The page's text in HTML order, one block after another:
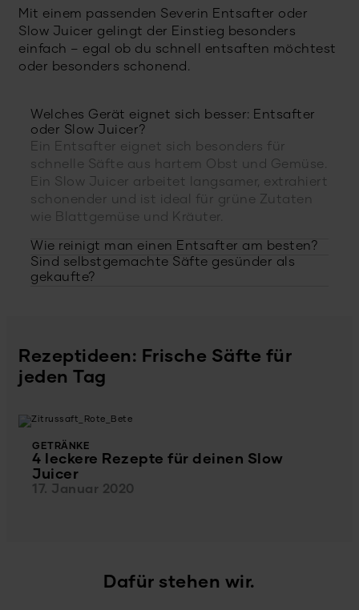
Mit einem passenden Severin Entsafter oder
Slow Juicer gelingt der Einstieg besonders
einfach – egal ob du schnell entsaften möchtest
oder besonders schonend.
Welches Gerät eignet sich besser: Entsafter
oder Slow Juicer?
Ein Entsafter eignet sich besonders für
schnelle Säfte aus hartem Obst und Gemüse.
Ein Slow Juicer arbeitet langsamer, extrahiert
schonender und ist ideal für grüne Zutaten
wie Blattgemüse und Kräuter.
Wie reinigt man einen Entsafter am besten?
Sind selbstgemachte Säfte gesünder als
gekaufte?
Rezeptideen: Frische Säfte für
jeden Tag
GETRÄNKE
4 leckere Rezepte für deinen Slow
Juicer
17. Januar 2020
Dafür stehen wir.